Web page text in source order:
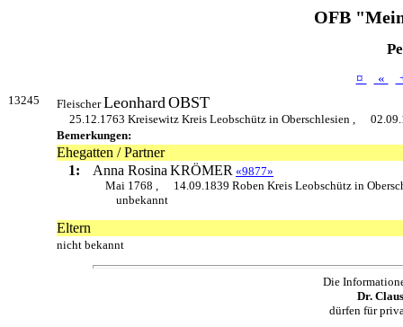
OFB
¤ «
13245 FleischerLeonhardOBST
25.12.1763 Kreisewitz Kreis Leobschütz in Oberschlesien ,
Bemerkungen:
Ehegatten / Partner
1:
Anna Rosina KRÖMER «9877»
Mai 1768 ,
14.09.1839 Roben Kreis Leobschütz in
unbekannt
Eltern
nicht bekannt
Die
Dr.
dürfen für